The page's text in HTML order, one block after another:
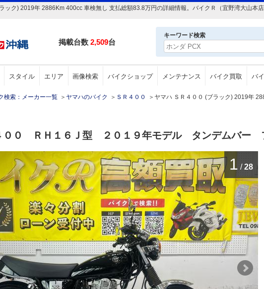
ック) 2019年 2886Km 400cc 車検無し 支払総額83.8万円の詳細情報。バイクＲ（宜野湾大山本
掲載台数 2,509台
キーワード検索
スタイル エリア 画像検索 バイクショップ メンテナンス バイク買取 バ
検索：メーカー一覧 ＞ ヤマハのバイク ＞ ＳＲ４００ ＞ ヤマハ ＳＲ４００ (ブラック) 2019年
００ ＲＨ１６Ｊ型 ２０１９年モデル タンデムバー
1 / 28